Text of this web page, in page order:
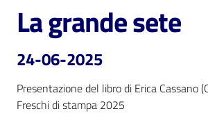
Cosa
puoi
fare
Salta al contenuto
La grande sete
24-06-2025
Presentazione del libro di Erica Cassano
Freschi di stampa 2025